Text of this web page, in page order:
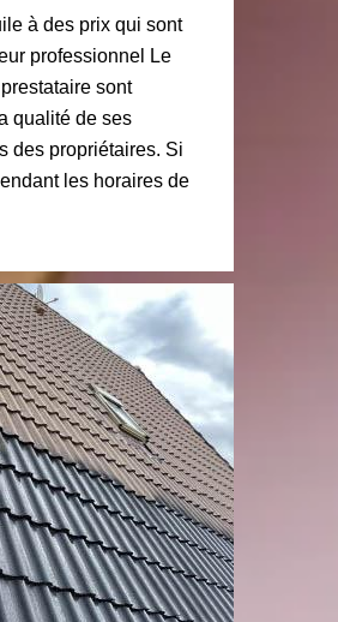
à des prix qui sont
professionnel Le
sont
qualité de ses
des propriétaires. Si
les horaires de